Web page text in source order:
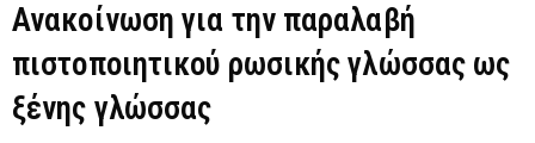
Ανακοίνωση για την παραλαβή
πιστοποιητικού ρωσικής γλώσσας ως
ξένης γλώσσας